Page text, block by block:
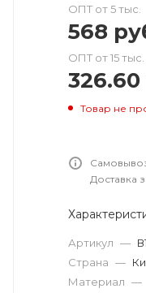
ОПТ от 5 тыс.
568
ОПТ от 15 тыс.
326.60
Товар не
Доставка
Артикул —
Страна —
Материал —